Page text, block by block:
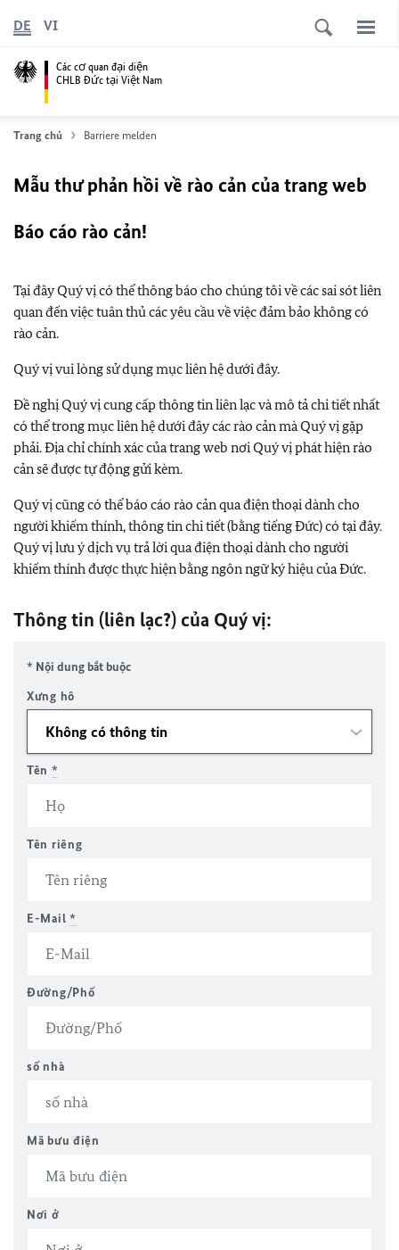
Các cơ quan đại diện
CHLB Đức tại Việt Nam
DE VI
Trang chủ Barriere melden
Mẫu thư phản hồi về rào cản của trang web
Báo cáo rào cản!
Tại đây Quý vị có thể thông báo cho chúng tôi về các sai sót liên
quan đến việc tuân thủ các yêu cầu về việc đảm bảo không có
rào cản.
Quý vị vui lòng sử dụng mục liên hệ dưới đây.
Đề nghị Quý vị cung cấp thông tin liên lạc và mô tả chi tiết nhất
có thể trong mục liên hệ dưới đây các rào cản mà Quý vị gặp
phải. Địa chỉ chính xác của trang web nơi Quý vị phát hiện rào
cản sẽ được tự động gửi kèm.
Quý vị cũng có thể báo cáo rào cản qua điện thoại dành cho
người khiếm thính, thông tin chi tiết (bằng tiếng Đức) có tại đây.
Quý vị lưu ý dịch vụ trả lời qua điện thoại dành cho người
khiếm thính được thực hiện bằng ngôn ngữ ký hiệu của Đức.
Thông tin (liên lạc?) của Quý vị:
* Nội dung bắt buộc
Xưng hô
Tên *
Tên riêng
E-Mail *
Đường/Phố
số nhà
Mã bưu điện
Nơi ở